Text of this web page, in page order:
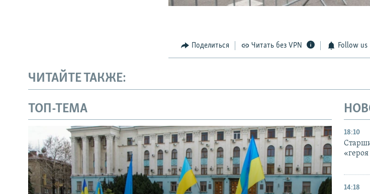
Поделиться Читать без VPN Follow us
ЧИТАЙТЕ ТАКЖЕ:
ТОП-ТЕМА
18:10
14:18